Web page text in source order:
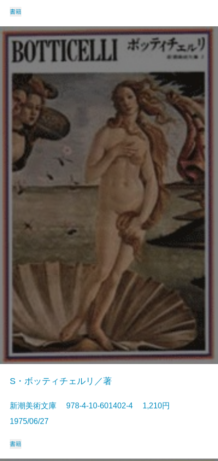
書籍
S・ボッティチェルリ／著
新潮美術文庫 978-4-10-601402-4 1,210円
1975/06/27
書籍